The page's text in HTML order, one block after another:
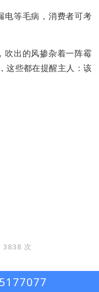
电等毛病，消费者可考
吹出的风掺杂着一阵霉
这些都在提醒主人：该
3838 次